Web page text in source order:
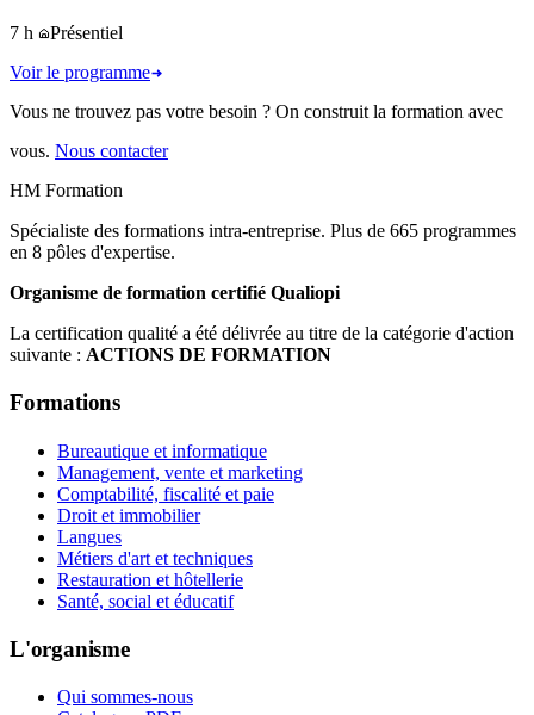
7 h
Présentiel
Voir le programme
Vous ne trouvez pas votre besoin ? On construit la formation avec
vous. Nous contacter
HM Formation
Spécialiste des formations intra-entreprise. Plus de 665 programmes
en 8 pôles d'expertise.
Organisme de formation certifié Qualiopi
La certification qualité a été délivrée au titre de la catégorie d'action
suivante : ACTIONS DE FORMATION
Formations
Bureautique et informatique
Management, vente et marketing
Comptabilité, fiscalité et paie
Droit et immobilier
Langues
Métiers d'art et techniques
Restauration et hôtellerie
Santé, social et éducatif
L'organisme
Qui sommes-nous